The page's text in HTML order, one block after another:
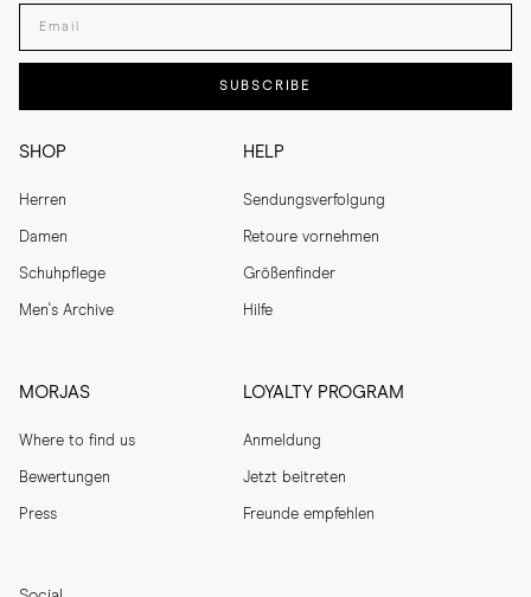
SHOP
Herren
Damen
Schuhpflege
Men's Archive
HELP
Sendungsverfolgung
Retoure vornehmen
Größenfinder
Hilfe
MORJAS
Where to find us
Bewertungen
Press
LOYALTY PROGRAM
Anmeldung
Jetzt beitreten
Freunde empfehlen
Enter your email adress
SUBSCRIBE